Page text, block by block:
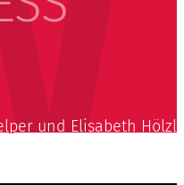
und Elisabeth Hölzl